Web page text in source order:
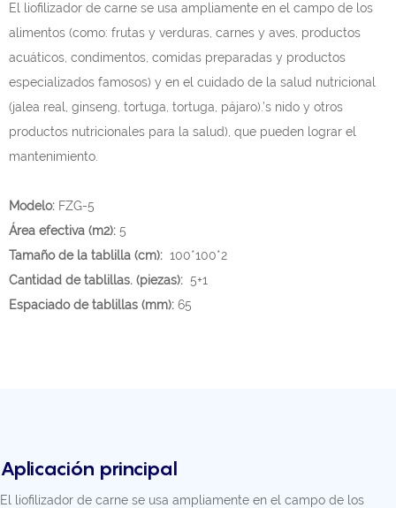
El liofilizador de carne se usa ampliamente en el campo de los
alimentos (como: frutas y verduras, carnes y aves, productos
acuáticos, condimentos, comidas preparadas y productos
especializados famosos) y en el cuidado de la salud nutricional
(jalea real, ginseng, tortuga, tortuga, pájaro).’s nido y otros
productos nutricionales para la salud), que pueden lograr el
mantenimiento.
Modelo: FZG-5
Área efectiva (m2): 5
Tamaño de la tablilla (cm): 100*100*2
Cantidad de tablillas. (piezas): 5+1
Espaciado de tablillas (mm): 65
Aplicación principal
El liofilizador de carne se usa ampliamente en el campo de los